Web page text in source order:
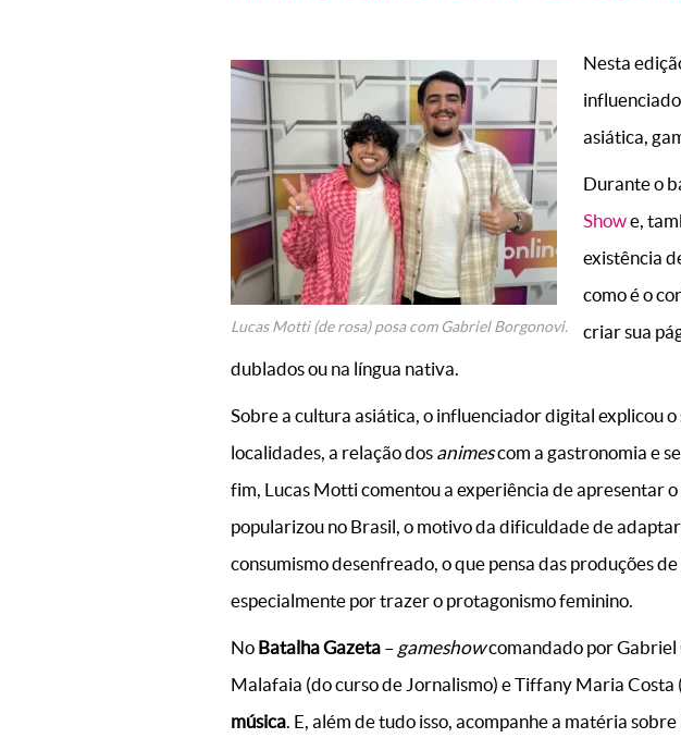
Lucas Motti (de rosa) posa com Gabriel Borgonovi.
Nesta
asiática,
Durante o
Showe,
existência
como é o
criar sua
dublados ou na língua nativa.
Sobre a cultura asiática, o influenciador digital explicou
localidades, a relação dos animescom a gastronomia e
fim, Lucas Motti comentou a experiência de apresentar
popularizou no Brasil, o motivo da dificuldade de
consumismo desenfreado, o que pensa das produções de
especialmente por trazer o protagonismo feminino.
No Batalha Gazeta – gameshowcomandado por Gabriel
Malafaia (do curso de Jornalismo) e Tiffany Maria
música. E, além de tudo isso, acompanhe a matéria sobre